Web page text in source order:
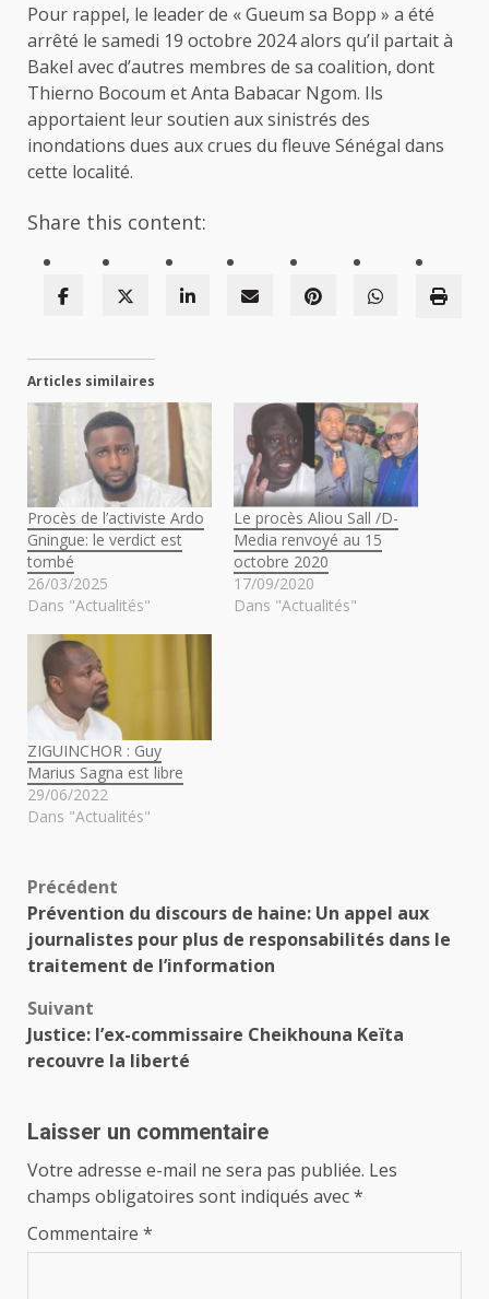
Pour rappel, le leader de « Gueum sa Bopp » a été
arrêté le samedi 19 octobre 2024 alors qu’il partait à
Bakel avec d’autres membres de sa coalition, dont
Thierno Bocoum et Anta Babacar Ngom. Ils
apportaient leur soutien aux sinistrés des
inondations dues aux crues du fleuve Sénégal dans
cette localité.
Share this content:
Articles similaires
Procès de l’activiste Ardo
Gningue: le verdict est
tombé
26/03/2025
Dans "Actualités"
Le procès Aliou Sall /D-
Media renvoyé au 15
octobre 2020
17/09/2020
Dans "Actualités"
ZIGUINCHOR : Guy
Marius Sagna est libre
29/06/2022
Dans "Actualités"
Navigation
d’article
Précédent
Prévention du discours de haine: Un appel aux
journalistes pour plus de responsabilités dans le
traitement de l’information
Suivant
Justice: l’ex-commissaire Cheikhouna Keïta
recouvre la liberté
Laisser un commentaire
Votre adresse e-mail ne sera pas publiée. Les
champs obligatoires sont indiqués avec*
Commentaire *